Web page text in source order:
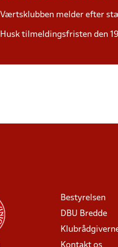
Værtsklubben melder efter
Husk tilmeldingsfristen den
Bestyrelsen
DBU Bredde
Kontakt os